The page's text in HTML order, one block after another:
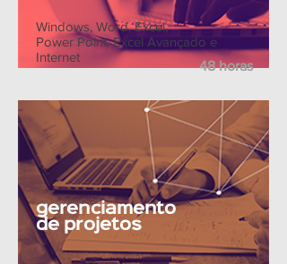
Windows, Word, Excel,
Power Point, Excel Avançado e
Internet
48 horas
gerenciamento
de projetos